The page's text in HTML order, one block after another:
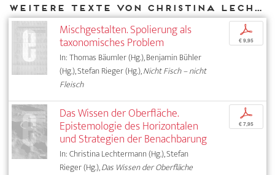
Weitere Texte von Christina Lechtermann bei DIAPHANES
Mischgestalten. Spolierung als
taxonomisches Problem
In: Thomas Bäumler (Hg.), Benjamin Bühler
(Hg.), Stefan Rieger (Hg.),Nicht Fisch – nicht
Fleisch
p
€ 9,95
Das Wissen der Oberfläche.
Epistemologie des Horizontalen
und Strategien der Benachbarung
In: Christina Lechtermann (Hg.), Stefan
Rieger (Hg.),Das Wissen der Oberfläche
p
€ 7,95